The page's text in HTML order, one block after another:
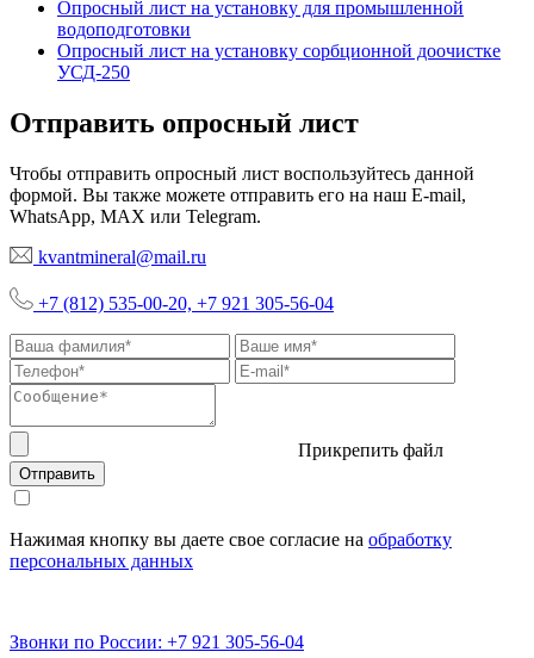
Опросный лист на установку для промышленной
водоподготовки
Опросный лист на установку сорбционной доочистке
УСД-250
Отправить опросный лист
Чтобы отправить опросный лист воспользуйтесь данной
формой. Вы также можете отправить его на наш Е-mail,
WhatsApp, MAX или Telegram.
kvantmineral@mail.ru
+7 (812) 535-00-20, +7 921 305-56-04
Прикрепить файл
Отправить
Нажимая кнопку вы даете свое согласие на обработку
персональных данных
Звонки по Роcсии: +7 921 305-56-04